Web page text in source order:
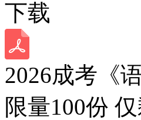
下载
2026成考《
限量100份 仅